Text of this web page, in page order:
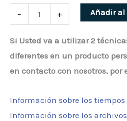
-
Portabalones
Rejilla
cantidad
+ Añadir
Si Usted va a utilizar 2
diferentes en un producto
en contacto con nosotros, por
Información sobre los tiempos
Información sobre los